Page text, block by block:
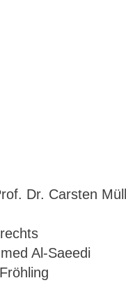
Dr. Carsten
Al-Saeedi